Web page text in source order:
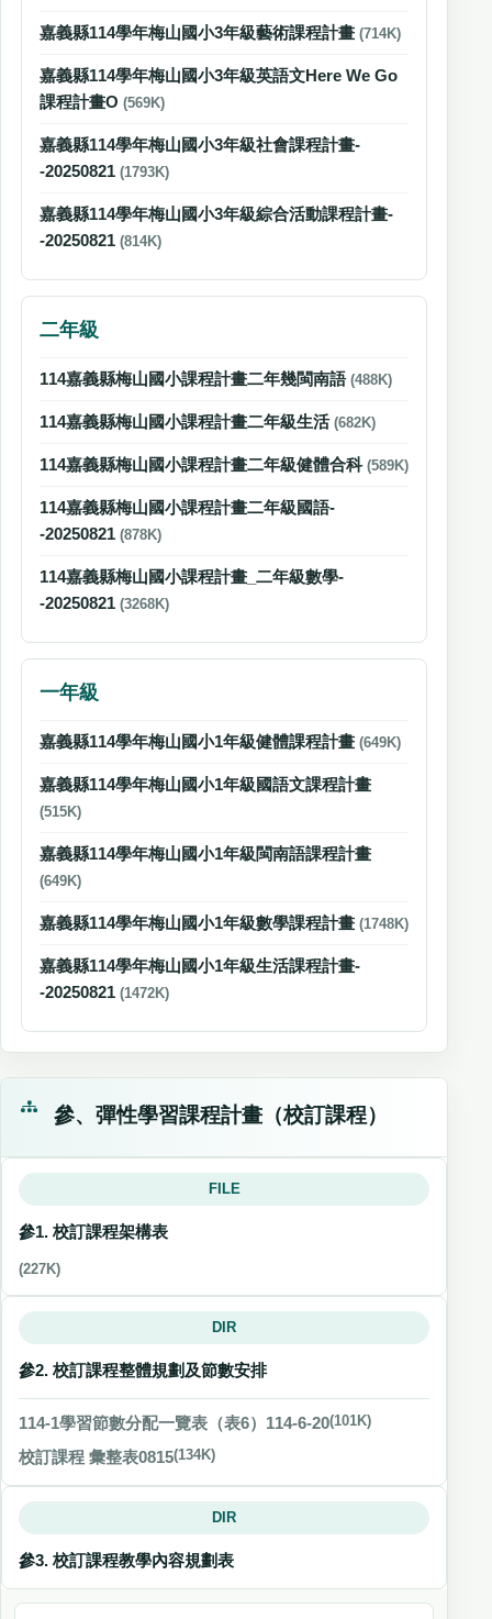
嘉義縣114學年梅山國小3年級藝術課程計畫 (714K)
嘉義縣114學年梅山國小3年級英語文Here We Go
課程計畫O (569K)
嘉義縣114學年梅山國小3年級社會課程計畫-
-20250821 (1793K)
嘉義縣114學年梅山國小3年級綜合活動課程計畫-
-20250821 (814K)
二年級
114嘉義縣梅山國小課程計畫二年幾閩南語 (488K)
114嘉義縣梅山國小課程計畫二年級生活 (682K)
114嘉義縣梅山國小課程計畫二年級健體合科 (589K)
114嘉義縣梅山國小課程計畫二年級國語-
-20250821 (878K)
114嘉義縣梅山國小課程計畫_二年級數學-
-20250821 (3268K)
一年級
嘉義縣114學年梅山國小1年級健體課程計畫 (649K)
嘉義縣114學年梅山國小1年級國語文課程計畫
(515K)
嘉義縣114學年梅山國小1年級閩南語課程計畫
(649K)
嘉義縣114學年梅山國小1年級數學課程計畫 (1748K)
嘉義縣114學年梅山國小1年級生活課程計畫-
-20250821 (1472K)
參、彈性學習課程計畫（校訂課程）
FILE
參1. 校訂課程架構表
(227K)
DIR
參2. 校訂課程整體規劃及節數安排
114-1學習節數分配一覽表（表6）114-6-20(101K)
校訂課程 彙整表0815(134K)
DIR
參3. 校訂課程教學內容規劃表